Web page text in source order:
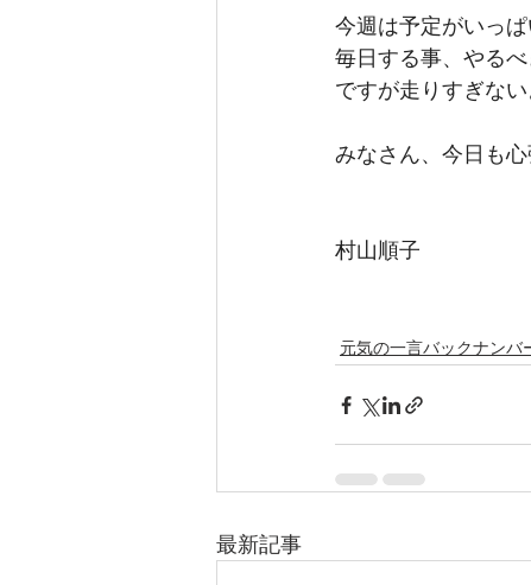
今週は予定がいっぱ
毎日する事、やる
ですが走りすぎな
みなさん、今日も
村山順子
元気の一言バックナンバ
最新記事